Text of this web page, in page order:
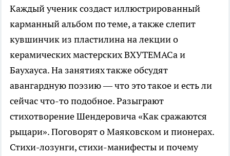
Каждый ученик создаст иллюстрированный
карманный альбом по теме, а также слепит
кувшинчик из пластилина на лекции о
керамических мастерских ВХУТЕМАСа и
Баухауса. На занятиях также обсудят
авангардную поэзию — что это такое и есть ли
сейчас что-то подобное. Разыграют
стихотворение Шендеровича «Как сражаются
рыцари». Поговорят о Маяковском и пионерах.
Стихи-лозунги, стихи-манифесты и почему